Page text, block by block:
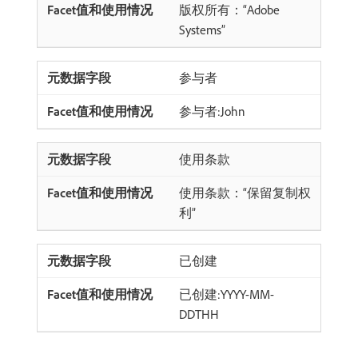
版权所有：“Adobe
Systems”
参与者
参与者:John
使用条款
使用条款：“保留复制权
利”
已创建
已创建:YYYY-MM-
DDTHH